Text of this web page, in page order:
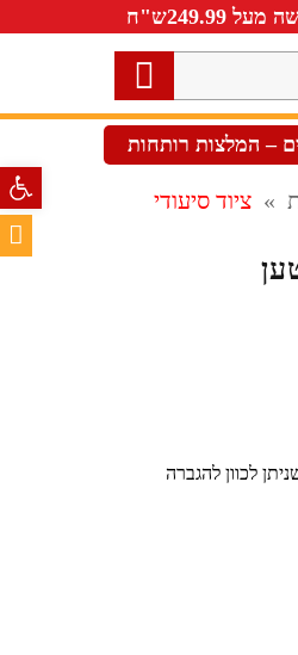
– המלצות רותחות
» ציוד סיעודי
4 רמות ווליום, כך שניתן לכוון להגברה
פתח